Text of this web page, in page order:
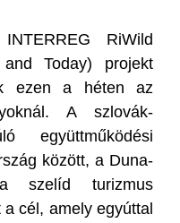
RiWild
Today) projekt
ezen a héten az
A szlovák-
együttműködési
között, a Duna-
szelíd turizmus
cél, amely egyúttal